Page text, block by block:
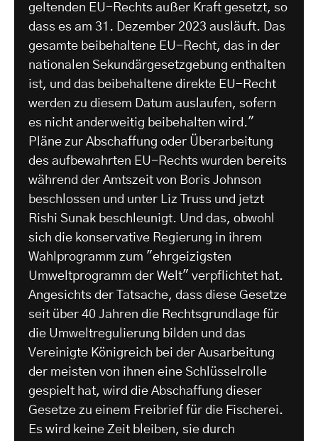
geltenden EU-Rechts außer Kraft gesetzt, so
dass es am 31. Dezember 2023 ausläuft. Das
gesamte beibehaltene EU-Recht, das in der
nationalen Sekundärgesetzgebung enthalten
ist, und das beibehaltene direkte EU-Recht
werden zu diesem Datum auslaufen, sofern
es nicht anderweitig beibehalten wird."
Pläne zur Abschaffung oder Überarbeitung
des aufbewahrten EU-Rechts wurden bereits
während der Amtszeit von Boris Johnson
beschlossen und unter Liz Truss und jetzt
Rishi Sunak beschleunigt. Und das, obwohl
sich die konservative Regierung in ihrem
Wahlprogramm zum "ehrgeizigsten
Umweltprogramm der Welt" verpflichtet hat.
Angesichts der Tatsache, dass diese Gesetze
seit über 40 Jahren die Rechtsgrundlage für
die Umweltregulierung bilden und das
Vereinigte Königreich bei der Ausarbeitung
der meisten von ihnen eine Schlüsselrolle
gespielt hat, wird die Abschaffung dieser
Gesetze zu einem Freibrief für die Fischerei.
Es wird keine Zeit bleiben, sie durch